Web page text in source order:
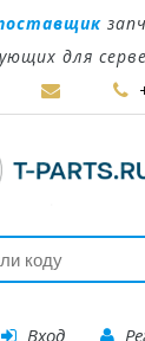
для
Вход